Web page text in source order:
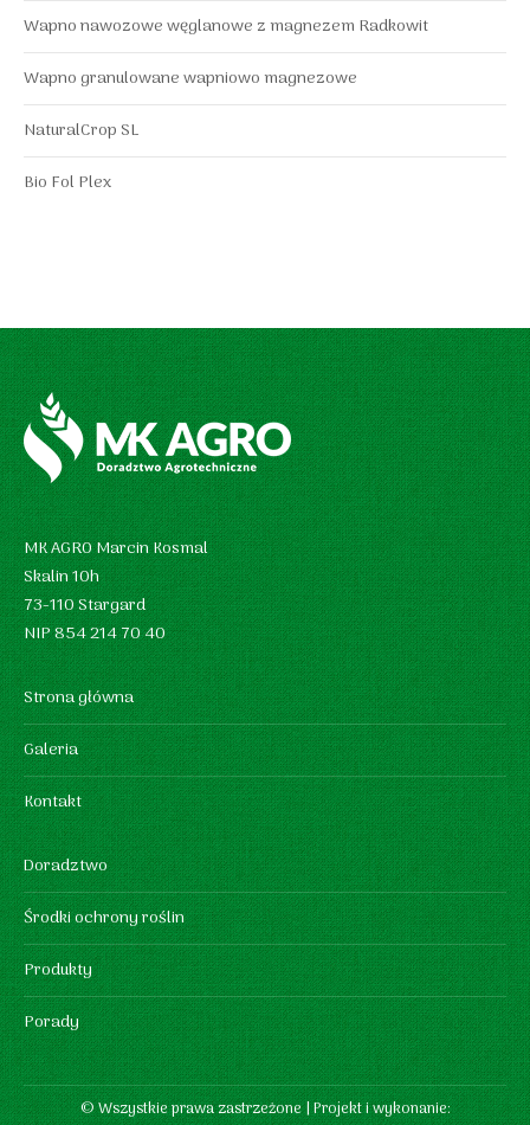
Wapno nawozowe węglanowe z magnezem Radkowit
Wapno granulowane wapniowo magnezowe
NaturalCrop SL
Bio Fol Plex
MK AGRO Marcin Kosmal
Skalin 10h
73-110 Stargard
NIP 854 214 70 40
Strona główna
Galeria
Kontakt
Doradztwo
Środki ochrony roślin
Produkty
Porady
© Wszystkie prawa zastrzeżone | Projekt i wykonanie: